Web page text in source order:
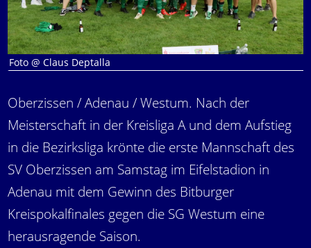
Foto @ Claus Deptalla
Oberzissen / Adenau / Westum. Nach der
Meisterschaft in der Kreisliga A und dem Aufstieg
in die Bezirksliga krönte die erste Mannschaft des
SV Oberzissen am Samstag im Eifelstadion in
Adenau mit dem Gewinn des Bitburger
Kreispokalfinales gegen die SG Westum eine
herausragende Saison.